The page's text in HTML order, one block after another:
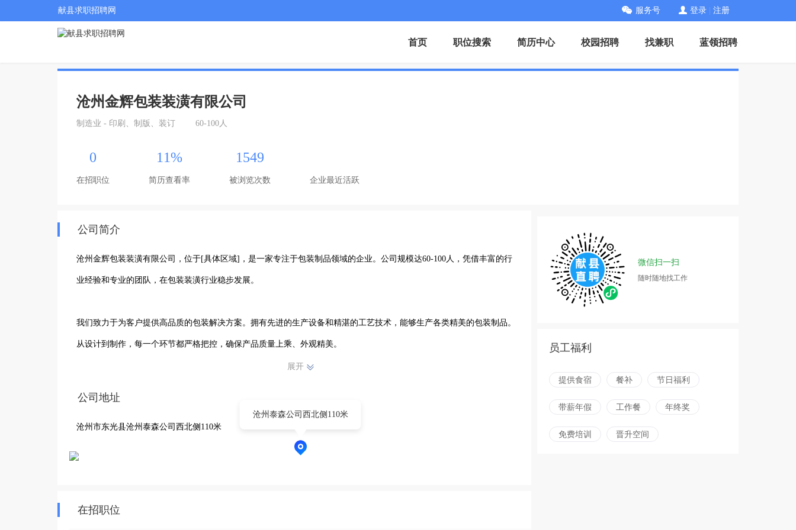
献县求职招聘网 服务号 登录 注册
首页 职位搜索 简历中心 校园招聘 找兼职 蓝领招聘
沧州金辉包装装潢有限公司
制造业 - 印刷、制版、装订 60-100人
0
在招职位
11%
简历查看率
1549
被浏览次数 企业最近活跃
公司简介
沧州金辉包装装潢有限公司，位于[具体区域]，是一家专注于包装制品领域的企业。公司规模达60-100人，凭借丰富的行
业经验和专业的团队，在包装装潢行业稳步发展。
我们致力于为客户提供高品质的包装解决方案。拥有先进的生产设备和精湛的工艺技术，能够生产各类精美的包装制品。
从设计到制作，每一个环节都严格把控，确保产品质量上乘、外观精美。
我们始终坚持以客户为中心，凭借优质的产品和贴心的服务，赢得了广大客户的信赖与好评。在激烈的市场竞争中，沧州
展开
公司地址
沧州市东光县沧州泰森公司西北侧110米
沧州泰森公司西北侧110米
在招职位
微信扫一扫
随时随地找工作
员工福利
提供食宿 餐补 节日福利
带薪年假 工作餐 年终奖
免费培训 晋升空间